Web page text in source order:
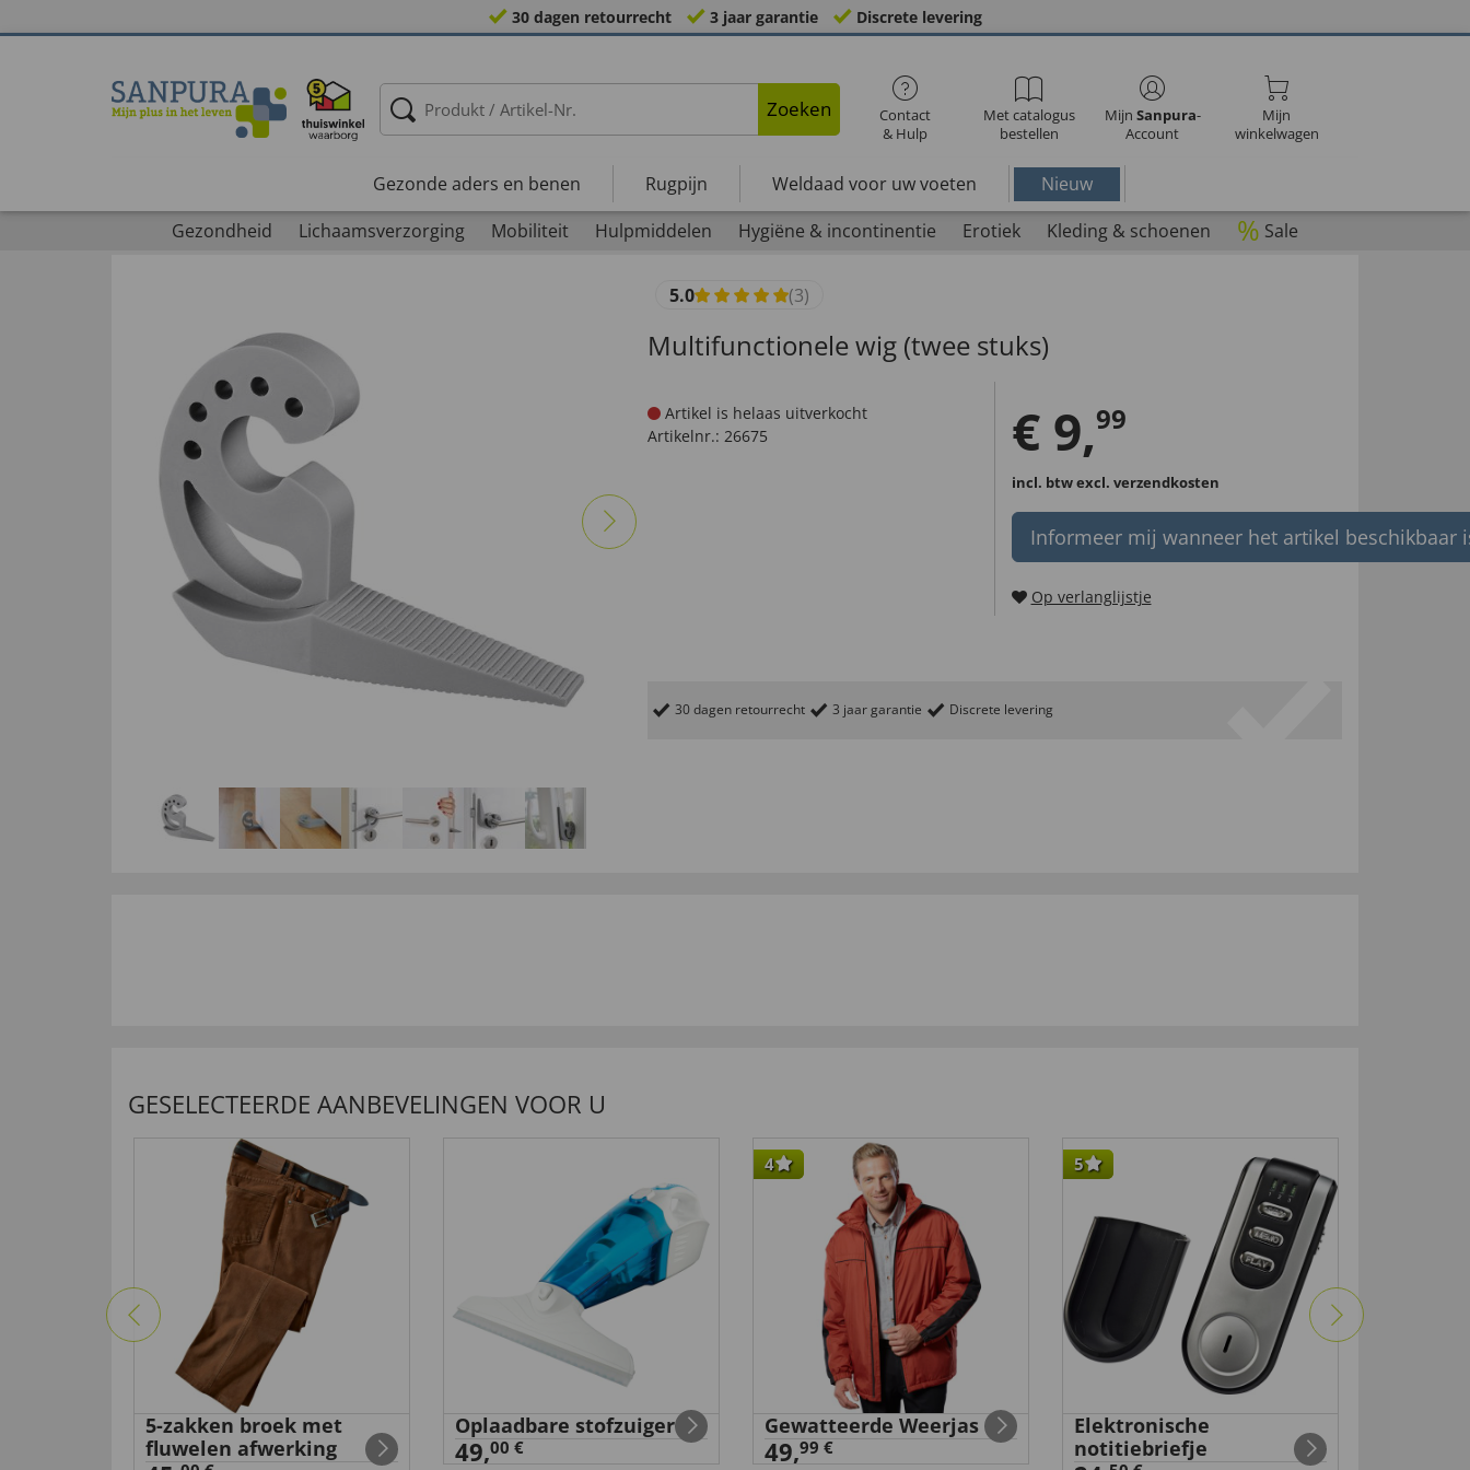
30 dagen retourrecht 3 jaar garantie Discrete levering
Zoeken
Contact
& Hulp
Met catalogus
bestellen
Mijn Sanpura-
Account
Mijn
winkelwagen
Gezonde aders en benen Rugpijn Weldaad voor uw voeten
Nieuw
Gezondheid
Lichaamsverzorging Mobiliteit Hulpmiddelen Hygiëne & incontinentie Erotiek Kleding & schoenen % Sale
5.0 (3)
Multifunctionele wig (twee stuks)
Artikel is helaas uitverkocht
Artikelnr.: 26675 € 9,99
incl. btwexcl. verzendkosten
Informeer mij wanneer het artikel beschikbaar
Op verlanglijstje
30 dagen retourrecht 3 jaar garantie Discrete levering
GESELECTEERDE AANBEVELINGEN VOOR U
5-zakken broek met
fluwelen afwerking
Oplaadbare stofzuiger
49,00 €
4
Gewatteerde Weerjas
49,99 €
5
Elektronische
notitiebriefje